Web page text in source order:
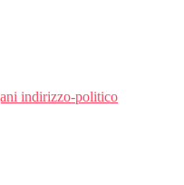
indirizzo-politico